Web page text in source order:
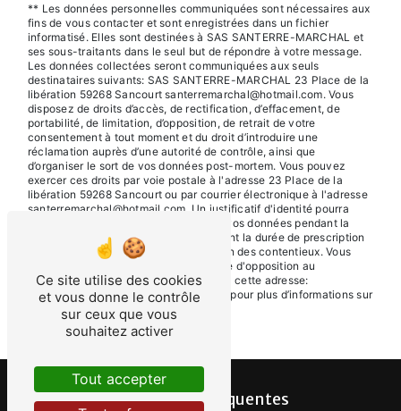
** Les données personnelles communiquées sont nécessaires aux
fins de vous contacter et sont enregistrées dans un fichier
informatisé. Elles sont destinées à SAS SANTERRE-MARCHAL et
ses sous-traitants dans le seul but de répondre à votre message.
Les données collectées seront communiquées aux seuls
destinataires suivants: SAS SANTERRE-MARCHAL 23 Place de la
libération 59268 Sancourt santerremarchal@hotmail.com. Vous
disposez de droits d’accès, de rectification, d’effacement, de
portabilité, de limitation, d’opposition, de retrait de votre
consentement à tout moment et du droit d’introduire une
réclamation auprès d’une autorité de contrôle, ainsi que
d’organiser le sort de vos données post-mortem. Vous pouvez
exercer ces droits par voie postale à l'adresse 23 Place de la
libération 59268 Sancourt ou par courrier électronique à l'adresse
santerremarchal@hotmail.com. Un justificatif d'identité pourra
vous être demandé. Nous conservons vos données pendant la
période de prise de contact puis pendant la durée de prescription
légale aux fins probatoires et de gestion des contentieux. Vous
avez le droit de vous inscrire sur la liste d'opposition au
démarchage téléphonique, disponible à cette adresse:
Bloctel.gouv.fr. Consultez le site cnil.fr pour plus d’informations sur
vos droits.
Recherches fréquentes
Ce site utilise des cookies
et vous donne le contrôle
sur ceux que vous
souhaitez activer
Tout accepter